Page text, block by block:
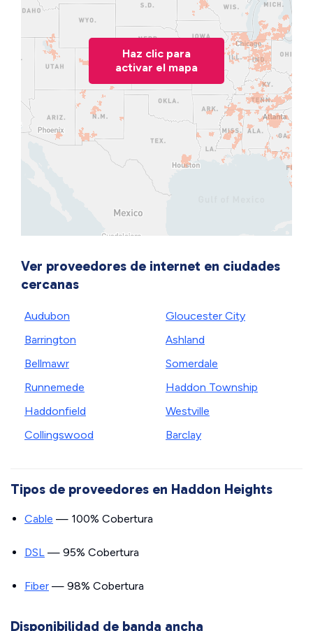
Haz clic para
activar el mapa
Ver proveedores de internet en ciudades
cercanas
Audubon
Barrington
Bellmawr
Runnemede
Haddonfield
Collingswood
Gloucester City
Ashland
Somerdale
Haddon Township
Westville
Barclay
Tipos de proveedores en Haddon Heights
Cable — 100% Cobertura
DSL — 95% Cobertura
Fiber — 98% Cobertura
Disponibilidad de banda ancha